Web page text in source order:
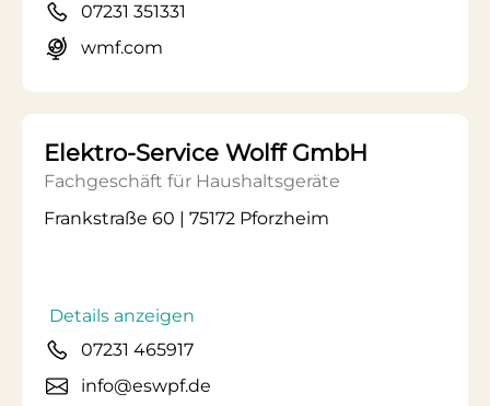
07231 351331
wmf.com
Elektro-Service Wolff GmbH
Fachgeschäft für Haushaltsgeräte
Frankstraße 60 | 75172 Pforzheim
Details anzeigen
07231 465917
info@eswpf.de